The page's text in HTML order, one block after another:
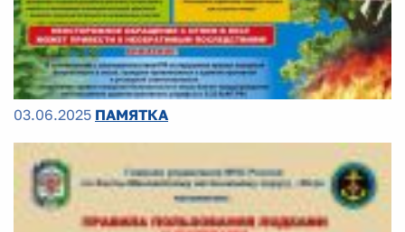
03.06.2025 ПАМЯТКА